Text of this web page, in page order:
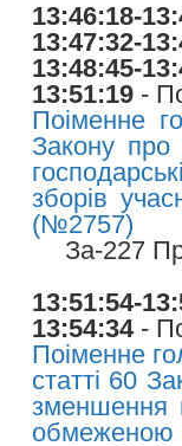
13:46:18-
13:47:32-
13:48:45-
13:51:19 -
Поіменне
Закону про
зборів
(№2757)
За-227
13:51:54-
13:54:34-
Поіменне
статті 60
зменшення
обмеженою